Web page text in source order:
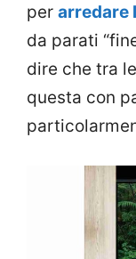
per arredare
da parati
dire che tra le
questa con